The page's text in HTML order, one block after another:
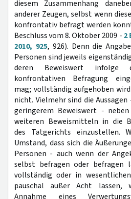
diesem Zusammenhang
anderer Zeugen, selbst wenn
konfrontativ befragt werden
Beschluss vom 8. Oktober 2009 - 2
2010, 925, 926). Denn die
Personen sind jeweils
deren Beweiswert infolge
konfrontativen Befragung
mag; vollständig aufgehoben
nicht. Vielmehr sind die
geringerem Beweiswert - neben
weiteren Beweismitteln in die
des Tatgerichts einzustellen.
Umstand, dass sich die
Personen - auch wenn der
selbst befragen oder befragen
vollständig oder in
pauschal außer Acht lassen,
Annahme eines